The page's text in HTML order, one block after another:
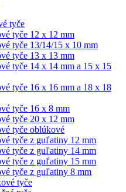
tyče
tyče 12 x 12 mm
tyče 13/14/15 x 10 mm
tyče 13 x 13 mm
tyče 14 x 14 mm a 15 x 15
tyče 16 x 16 mm a 18 x 18
tyče 16 x 8 mm
tyče 20 x 12 mm
tyče oblúkové
tyče z guľatiny 12 mm
tyče z guľatiny 14 mm
tyče z guľatiny 15 mm
tyče z guľatiny 8 mm
tyče